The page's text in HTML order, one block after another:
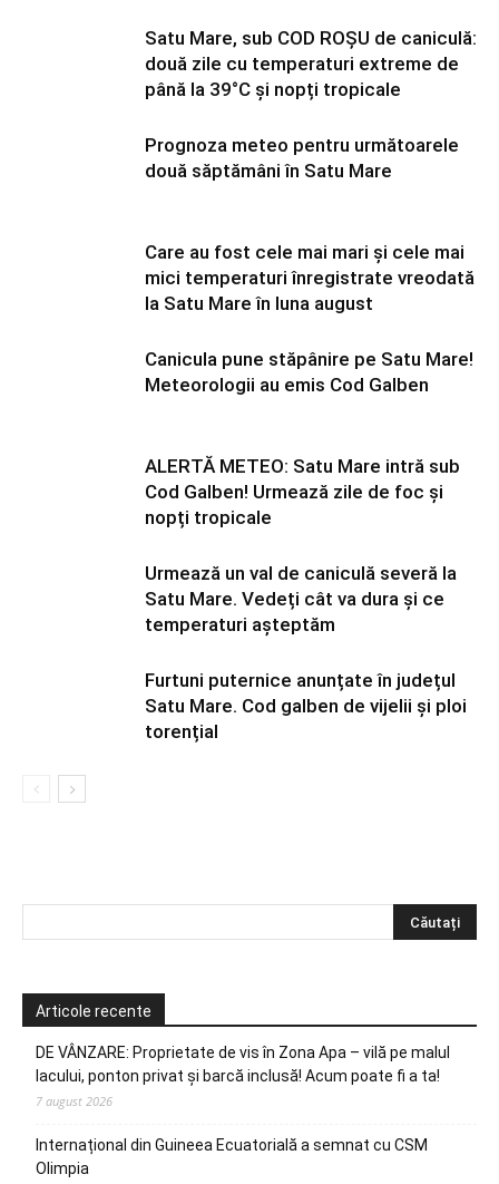
Satu Mare, sub COD ROȘU de caniculă:
două zile cu temperaturi extreme de
până la 39°C și nopți tropicale
Prognoza meteo pentru următoarele
două săptămâni în Satu Mare
Care au fost cele mai mari și cele mai
mici temperaturi înregistrate vreodată
la Satu Mare în luna august
Canicula pune stăpânire pe Satu Mare!
Meteorologii au emis Cod Galben
ALERTĂ METEO: Satu Mare intră sub
Cod Galben! Urmează zile de foc și
nopți tropicale
Urmează un val de caniculă severă la
Satu Mare. Vedeți cât va dura și ce
temperaturi așteptăm
Furtuni puternice anunțate în județul
Satu Mare. Cod galben de vijelii și ploi
torențial
Articole recente
DE VÂNZARE: Proprietate de vis în Zona Apa – vilă pe malul
lacului, ponton privat și barcă inclusă! Acum poate fi a ta!
7 august 2026
Internațional din Guineea Ecuatorială a semnat cu CSM
Olimpia